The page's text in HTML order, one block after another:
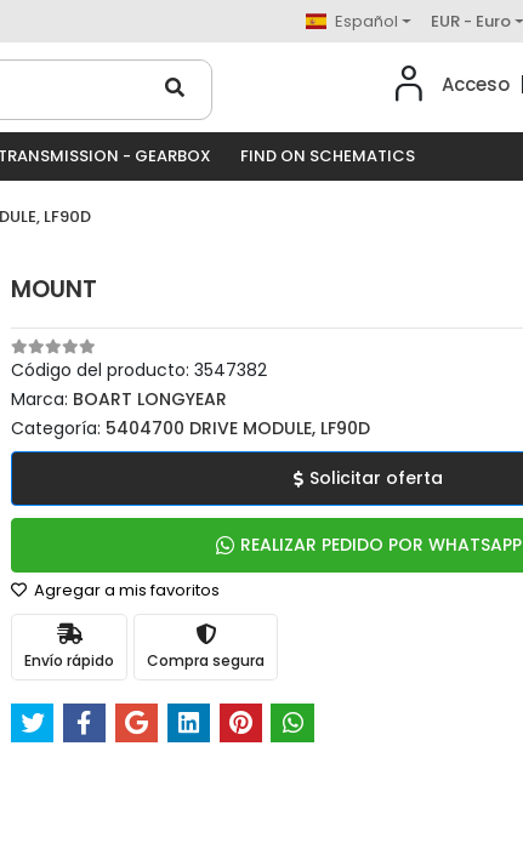
Español EUR - Euro
Acceso
TRANSMISSION - GEARBOX FIND ON SCHEMATICS
LF90D
MOUNT
Código del producto: 3547382
Marca: BOART LONGYEAR
Categoría: 5404700 DRIVE MODULE, LF90D
Solicitar oferta
REALIZAR PEDIDO POR WHATSAPP
Agregar a mis favoritos
Envío rápido Compra segura